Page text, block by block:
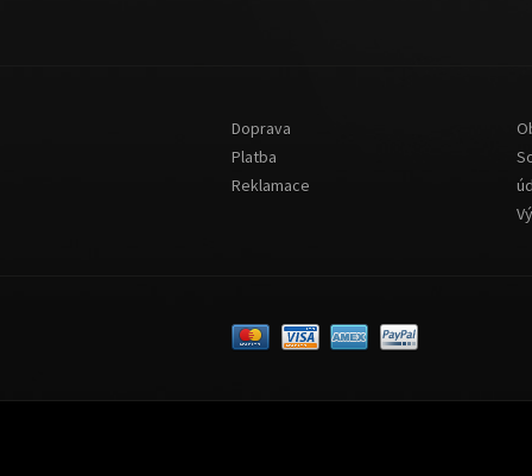
Doprava
Platba
Reklamace